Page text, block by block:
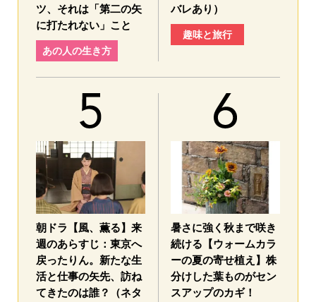
ツ、それは「第二の矢
に打たれない」こと
あの人の生き方
バレあり）
趣味と旅行
朝ドラ【風、薫る】来
週のあらすじ：東京へ
戻ったりん。新たな生
活と仕事の矢先、訪ね
てきたのは誰？（ネタ
暑さに強く秋まで咲き
続ける【ウォームカラ
ーの夏の寄せ植え】株
分けした葉ものがセン
スアップのカギ！